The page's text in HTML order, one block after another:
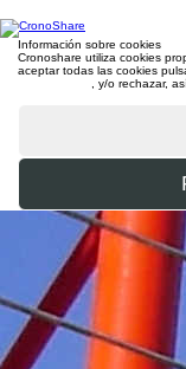
Información sobre cookies
Cronoshare utiliza cookies
aceptar todas las cookies
, y/o rechazar,